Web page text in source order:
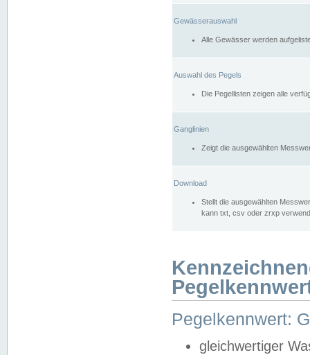
Gewässerauswahl
Alle Gewässer werden
Auswahl des Pegels
Die Pegellisten zeigen alle
Ganglinien
Zeigt die ausgewählten
Download
Stellt die ausgewählten
kann txt, csv oder zrxp
Pegelkennwert:
gleichwertiger